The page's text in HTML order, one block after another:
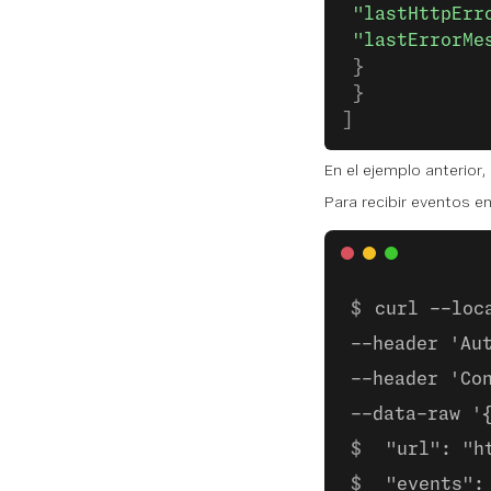
}
}
En el ejemplo
Para recibir eventos
curl --
--header
--header
--data-raw
"url":